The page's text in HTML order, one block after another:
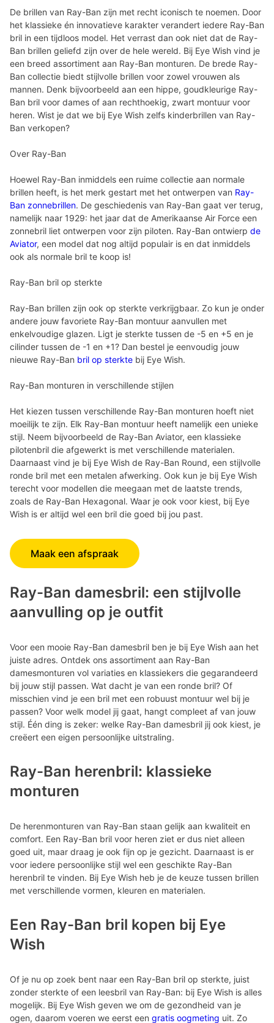
De brillen van Ray-Ban zijn met recht iconisch te noemen. Door
het klassieke én innovatieve karakter verandert iedere Ray-Ban
bril in een tijdloos model. Het verrast dan ook niet dat de Ray-
Ban brillen geliefd zijn over de hele wereld. Bij Eye Wish vind je
een breed assortiment aan Ray-Ban monturen. De brede Ray-
Ban collectie biedt stijlvolle brillen voor zowel vrouwen als
mannen. Denk bijvoorbeeld aan een hippe, goudkleurige Ray-
Ban bril voor dames of aan rechthoekig, zwart montuur voor
heren. Wist je dat we bij Eye Wish zelfs kinderbrillen van Ray-
Ban verkopen?
Over Ray-Ban
Hoewel Ray-Ban inmiddels een ruime collectie aan normale
brillen heeft, is het merk gestart met het ontwerpen van Ray-
Ban zonnebrillen. De geschiedenis van Ray-Ban gaat ver terug,
namelijk naar 1929: het jaar dat de Amerikaanse Air Force een
zonnebril liet ontwerpen voor zijn piloten. Ray-Ban ontwierp de
Aviator, een model dat nog altijd populair is en dat inmiddels
ook als normale bril te koop is!
Ray-Ban bril op sterkte
Ray-Ban brillen zijn ook op sterkte verkrijgbaar. Zo kun je onder
andere jouw favoriete Ray-Ban montuur aanvullen met
enkelvoudige glazen. Ligt je sterkte tussen de -5 en +5 en je
cilinder tussen de -1 en +1? Dan bestel je eenvoudig jouw
nieuwe Ray-Ban bril op sterkte bij Eye Wish.
Ray-Ban monturen in verschillende stijlen
Het kiezen tussen verschillende Ray-Ban monturen hoeft niet
moeilijk te zijn. Elk Ray-Ban montuur heeft namelijk een unieke
stijl. Neem bijvoorbeeld de Ray-Ban Aviator, een klassieke
pilotenbril die afgewerkt is met verschillende materialen.
Daarnaast vind je bij Eye Wish de Ray-Ban Round, een stijlvolle
ronde bril met een metalen afwerking. Ook kun je bij Eye Wish
terecht voor modellen die meegaan met de laatste trends,
zoals de Ray-Ban Hexagonal. Waar je ook voor kiest, bij Eye
Wish is er altijd wel een bril die goed bij jou past.
Maak een afspraak
Ray-Ban damesbril: een stijlvolle
aanvulling op je outfit
Voor een mooie Ray-Ban damesbril ben je bij Eye Wish aan het
juiste adres. Ontdek ons assortiment aan Ray-Ban
damesmonturen vol variaties en klassiekers die gegarandeerd
bij jouw stijl passen. Wat dacht je van een ronde bril? Of
misschien vind je een bril met een robuust montuur wel bij je
passen? Voor welk model jij gaat, hangt compleet af van jouw
stijl. Één ding is zeker: welke Ray-Ban damesbril jij ook kiest, je
creëert een eigen persoonlijke uitstraling.
Ray-Ban herenbril: klassieke
monturen
De herenmonturen van Ray-Ban staan gelijk aan kwaliteit en
comfort. Een Ray-Ban bril voor heren ziet er dus niet alleen
goed uit, maar draag je ook fijn op je gezicht. Daarnaast is er
voor iedere persoonlijke stijl wel een geschikte Ray-Ban
herenbril te vinden. Bij Eye Wish heb je de keuze tussen brillen
met verschillende vormen, kleuren en materialen.
Een Ray-Ban bril kopen bij Eye
Wish
Of je nu op zoek bent naar een Ray-Ban bril op sterkte, juist
zonder sterkte of een leesbril van Ray-Ban: bij Eye Wish is alles
mogelijk. Bij Eye Wish geven we om de gezondheid van je
ogen, daarom voeren we eerst een gratis oogmeting uit. Zo